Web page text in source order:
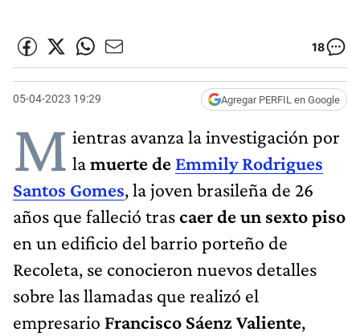
18
05-04-2023 19:29 Agregar PERFIL en Google
M ientras avanza la investigación por
lamuerte de Emmily Rodrigues
Santos Gomes, la joven brasileña de 26
años que falleció trascaer de un sexto piso
en un edificio del barrio porteño de
Recoleta, se conocieron nuevos detalles
sobre las llamadas que realizó el
empresario Francisco Sáenz Valiente,